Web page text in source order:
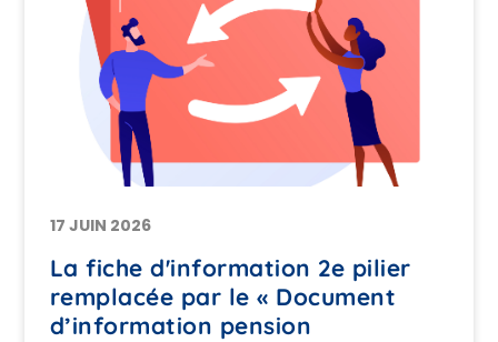
17 JUIN 2026
La fiche d'information 2e pilier
remplacée par le « Document
d’information pension